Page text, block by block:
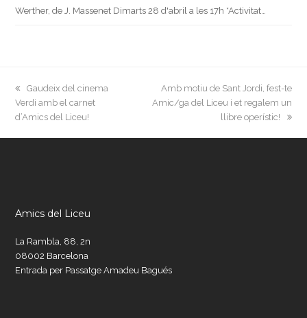
Werther, de J. Massenet Dimarts 28 d'abril a les 17h *Activitat…
previous
post:
Gaudeix del cinema
Verdi amb el carnet
d’Amics del Liceu!
next
post:
Amb motiu de Sant Jordi, fest-te
Amic/ga del Liceu i et regalem un
llibre operístic!
Amics del Liceu
La Rambla, 88, 2n
08002 Barcelona
Entrada per Passatge Amadeu Bagués